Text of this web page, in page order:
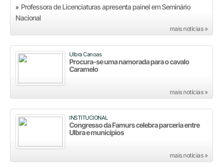
» Professora de Licenciaturas apresenta painel em Seminário
Nacional
mais notícias »
Ulbra Canoas
Procura-se uma namorada para o cavalo
Caramelo
mais notícias »
INSTITUCIONAL
Congresso da Famurs celebra parceria entre
Ulbra e municípios
mais notícias »